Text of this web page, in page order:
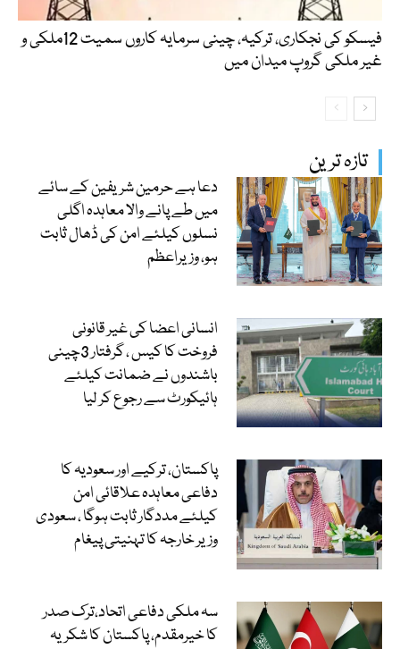
تازہ ترین
دعا ہے حرمین شریفین کے سائے
میں طے پانے والا معاہدہ اگلی
نسلوں کیلئے امن کی ڈھال ثابت
ہو، وزیراعظم
انسانی اعضا کی غیر قانونی
فروخت کا کیس ، گرفتار 3چینی
باشندوں نے ضمانت کیلئے
ہائیکورٹ سے رجوع کر لیا
پاکستان، ترکیے اور سعودیہ کا
دفاعی معاہدہ علاقائی امن
کیلئے مددگار ثابت ہوگا ، سعودی
وزیر خارجہ کا تہنیتی پیغام
سہ ملکی دفاعی اتحاد،ترک صدر
کا خیرمقدم، پاکستان کا شکریہ
فیسکو کی نجکاری، ترکیہ، چینی سرمایہ کاروں سمیت 12ملکی و
غیر ملکی گروپ میدان میں